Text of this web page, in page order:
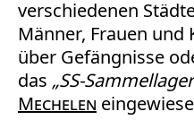
verschiedenen
Männer, Frauen und
über Gefängnisse
das „SS-
Mechelen